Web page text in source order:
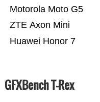
Huawei Honor 7
ZTE Axon Mini
Motorola Moto G5
GFXBench T-Rex